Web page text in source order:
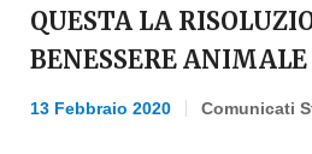
QUESTA LA
BENESSERE ANIMALE
13 Febbraio 2020 Comunicati